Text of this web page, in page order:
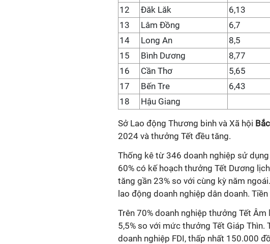
12
Đăk Lăk 6,13
13
Lâm Đồng 6,7
14
Long An 8,5
15
Bình Dương 8,77
16
Cần Thơ 5,65
17
Bến Tre 6,43
18
Hậu Giang
Sở Lao động Thương binh và Xã hội
2024 và thưởng Tết đều tăng.
Thống kê từ 346 doanh nghiệp sử
60% có kế hoạch thưởng Tết Dương
tăng gần 23% so với cùng kỳ năm
lao động doanh nghiệp dân doanh.
Trên 70% doanh nghiệp thưởng Tết
5,5% so với mức thưởng Tết Giáp
doanh nghiệp FDI, thấp nhất 150.000